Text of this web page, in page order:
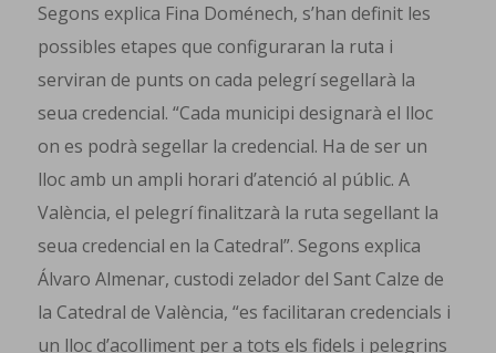
Segons explica Fina Doménech, s’han definit les
possibles etapes que configuraran la ruta i
serviran de punts on cada pelegrí segellarà la
seua credencial. “Cada municipi designarà el lloc
on es podrà segellar la credencial. Ha de ser un
lloc amb un ampli horari d’atenció al públic. A
València, el pelegrí finalitzarà la ruta segellant la
seua credencial en la Catedral”. Segons explica
Álvaro Almenar, custodi zelador del Sant Calze de
la Catedral de València, “es facilitaran credencials i
un lloc d’acolliment per a tots els fidels i pelegrins